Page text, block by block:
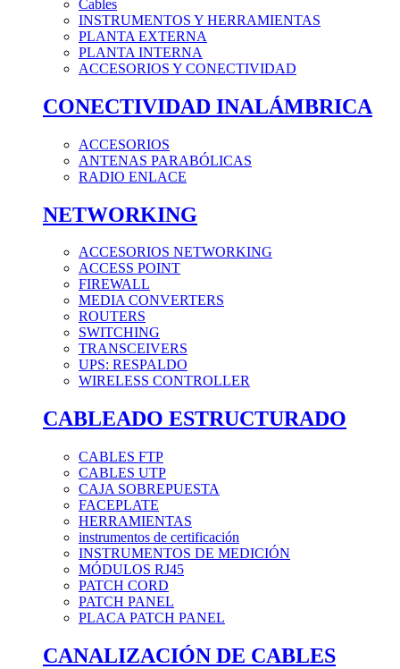
Cables
INSTRUMENTOS Y HERRAMIENTAS
PLANTA EXTERNA
PLANTA INTERNA
ACCESORIOS Y CONECTIVIDAD
CONECTIVIDAD INALÁMBRICA
ACCESORIOS
ANTENAS PARABÓLICAS
RADIO ENLACE
NETWORKING
ACCESORIOS NETWORKING
ACCESS POINT
FIREWALL
MEDIA CONVERTERS
ROUTERS
SWITCHING
TRANSCEIVERS
UPS: RESPALDO
WIRELESS CONTROLLER
CABLEADO ESTRUCTURADO
CABLES FTP
CABLES UTP
CAJA SOBREPUESTA
FACEPLATE
HERRAMIENTAS
instrumentos de certificación
INSTRUMENTOS DE MEDICIÓN
MÓDULOS RJ45
PATCH CORD
PATCH PANEL
PLACA PATCH PANEL
CANALIZACIÓN DE CABLES